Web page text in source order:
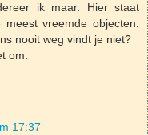
ik maar. Hier staat
vreemde objecten.
nooit weg vindt je niet?
om.
17:37